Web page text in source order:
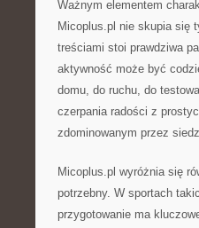
Ważnym elementem
Micoplus.pl nie skupia się
treściami stoi prawdziwa
aktywność może być
domu, do ruchu, do
czerpania radości z
zdominowanym przez
Micoplus.pl wyróżnia się
potrzebny. W sportach
przygotowanie ma